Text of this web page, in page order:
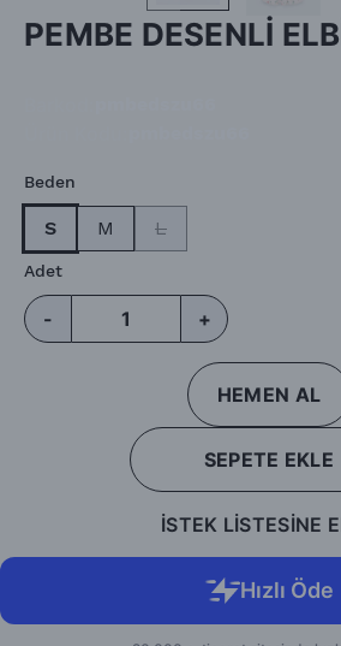
PEMBE DESENLİ
Beden
S M L
Adet
- +
HEMEN AL
SEPETE EKLE
İSTEK LİSTESİNE